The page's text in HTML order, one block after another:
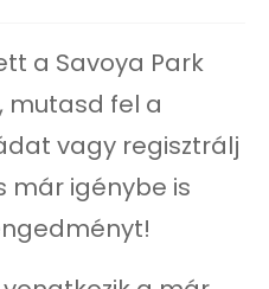
a Savoya Park
mutasd fel a
vagy regisztrálj
már igénybe is